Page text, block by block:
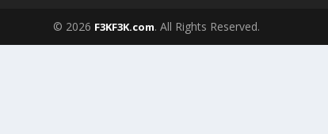
© 2026 F3KF3K.com. All Rights Reserved.